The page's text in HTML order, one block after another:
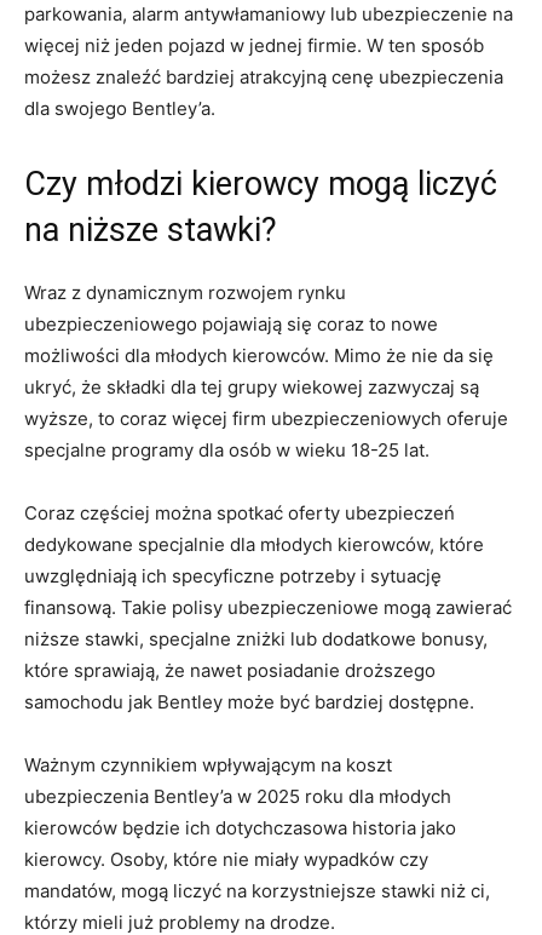
parkowania, alarm antywłamaniowy lub ubezpieczenie ‍na⁤
więcej niż jeden pojazd w ‌jednej firmie. W ten sposób
możesz znaleźć bardziej⁢ atrakcyjną cenę ubezpieczenia
dla swojego⁣ Bentley’a.
Czy młodzi kierowcy mogą liczyć
na niższe stawki?
Wraz z dynamicznym rozwojem rynku
ubezpieczeniowego ⁢pojawiają się coraz to⁢ nowe
możliwości dla młodych kierowców. Mimo⁣ że nie da się
ukryć, że składki dla tej ‍grupy wiekowej zazwyczaj są
wyższe, ⁣to coraz więcej firm ubezpieczeniowych‍ oferuje
specjalne programy dla ‍osób w wieku ⁤18-25 lat.
Coraz częściej można spotkać oferty ubezpieczeń
⁢dedykowane specjalnie dla ‍młodych kierowców, które
uwzględniają ich ‍specyficzne potrzeby ‌i ⁤sytuację
finansową. Takie polisy‌ ubezpieczeniowe mogą ​zawierać
‌niższe⁤ stawki, specjalne zniżki ‌lub dodatkowe bonusy,
które sprawiają, ⁤że nawet posiadanie droższego
samochodu jak Bentley może ⁤być bardziej dostępne.
Ważnym czynnikiem wpływającym‍ na​ koszt
ubezpieczenia Bentley’a w⁤ 2025⁢ roku dla młodych
‌kierowców będzie ​ich dotychczasowa historia ⁤jako
kierowcy. Osoby, które nie miały wypadków czy‍
mandatów, mogą liczyć‌ na korzystniejsze stawki niż ci,
którzy mieli już problemy na‍ drodze.